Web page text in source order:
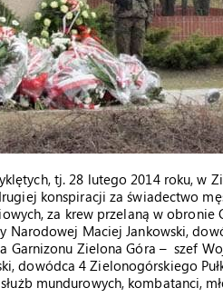
tj. 28 lutego 2014 roku, w
konspiracji za świadectwo
za krew przelaną w obronie
Narodowej Maciej Jankowski,
Garnizonu Zielona Góra – szef
dowódca 4 Zielonogórskiego
mundurowych, kombatanci,